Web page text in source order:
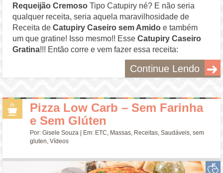
Requeijão Cremoso Tipo Catupiry né? E não seria
qualquer receita, seria aquela maravilhosidade de
Receita deCatupiry Caseiro sem Amido e também
um que gratine! Isso mesmo!! Esse Catupiry Caseiro
Gratina!!! Então corre e vem fazer essa receita:
Continue Lendo
Pizza Low Carb – Sem Farinha
e Sem Glúten
Por:Gisele Souza | Em: ETC, Massas, Receitas,Saudáveis,sem
gluten,Vídeos